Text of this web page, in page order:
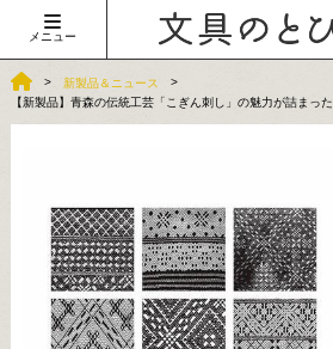
メニュー
新製品＆ニュース
【新製品】青森の伝統工芸「こぎん刺し」の魅力が詰まっ